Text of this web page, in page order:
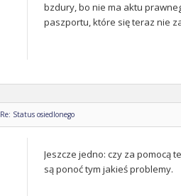
bzdury, bo nie ma aktu
paszportu, które się teraz nie
Re: Status osiedlonego
Jeszcze jedno: czy za pomocą
są ponoć tym jakieś problemy.